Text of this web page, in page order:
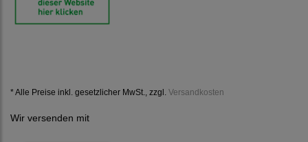
* Alle Preise inkl. gesetzlicher MwSt., zzgl. Versandkosten
Wir versenden mit